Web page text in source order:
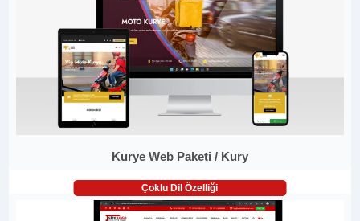
Kurye Web Paketi / Kury
Çoklu Dil Özelliği